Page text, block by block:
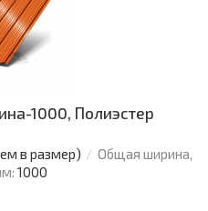
1000, Полиэстер
в размер)
Общая ширина,
1000